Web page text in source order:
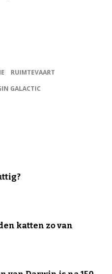
RUIMTEVAART
GALACTIC
katten zo van